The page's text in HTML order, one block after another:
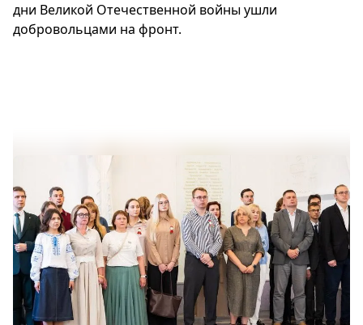
дни Великой Отечественной войны ушли
добровольцами на фронт.